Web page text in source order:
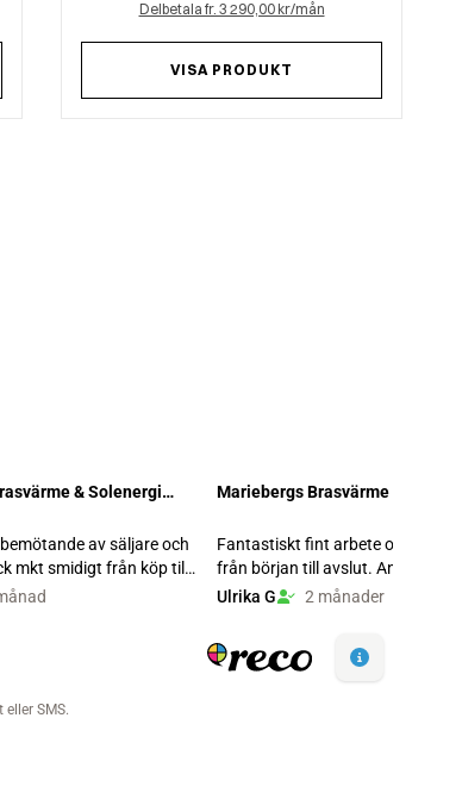
Delbetala fr. 3 290,00 kr/mån
VISA PRODUKT